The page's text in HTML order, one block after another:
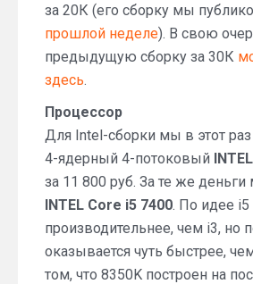
за 20К (его сборку мы
прошлой неделе). В свою
предыдущую сборку за 30К
здесь.
Процессор
Для Intel-сборки мы в этот раз
4-ядерный 4-потоковый
за 11 800 руб. За те же
INTEL Core i5 7400. По идее
производительнее, чем i3, но
оказывается чуть быстрее,
том, что 8350K построен на